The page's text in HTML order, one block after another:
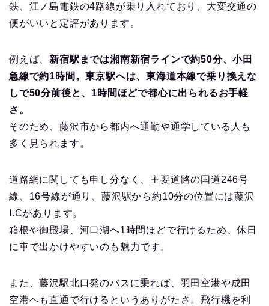
鉄、江ノ島電鉄の4路線が乗り入れており、大変交通の
便がいいと定評があります。
例えば、新宿駅までは湘南新宿ラインで約50分、小田
急線で約1時間。東京駅へは、東海道本線で乗り換えな
しで50分前後と、1時間ほどで都心に出られるお手軽
さ。
そのため、藤沢市から都内へ通勤や通学している人も
多く見られます。
道路網に関しても申し分なく、主要道路の国道246号
線、16号線が通り、藤沢駅から約10分の位置には藤沢
I.Cがあります。
箱根や御殿場、河口湖へ1時間ほどで行けるため、休日
に車で出かけやすいのも魅力です。
また、藤沢駅北口発のバスに乗れば、羽田空港や成田
空港へも直通で行けるというありがたさ。飛行機を利